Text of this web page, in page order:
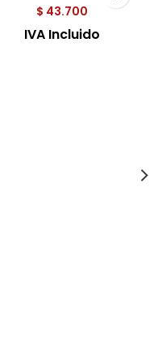
$ 43.700
IVA Incluido